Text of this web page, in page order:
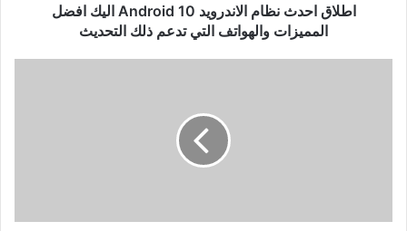
والهواتف
اطلاق احدث نظام الاندرويد Android 10 اليك افضل
المميزات والهواتف التي تدعم ذلك التحديث